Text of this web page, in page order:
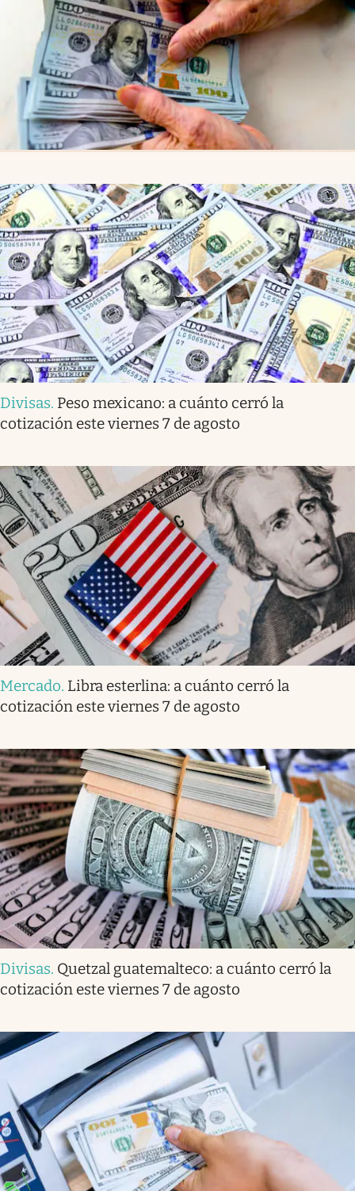
Divisas. Peso mexicano: a cuánto cerró la
cotización este viernes 7 de agosto
Mercado. Libra esterlina: a cuánto cerró la
cotización este viernes 7 de agosto
Divisas. Quetzal guatemalteco: a cuánto cerró la
cotización este viernes 7 de agosto